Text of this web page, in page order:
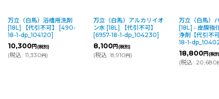
万立（白馬）浴槽用洗剤
[18L] 【代引不可】
[490-
18-1-dp_104120]
10,300円(税別)
(税込: 11,330円)
万立（白馬）アルカリイオ
ン水 [18L] 【代引不可】
[6957-18-1-dp_104230]
8,100円(税別)
(税込: 8,910円)
万立（白馬）
[18L] - 皮膜強
浄剤【代引不
18-1-
18,800円(税
(税込: 20,680